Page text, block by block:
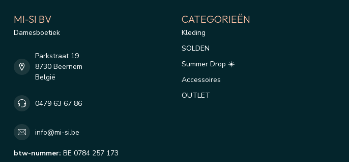
MI-SI BV
Damesboetiek
Parkstraat 19
8730 Beernem
België
0479 63 67 86
info@mi-si.be
btw-nummer: BE 0784 257 173
CATEGORIEËN
Kleding
SOLDEN
Summer Drop ☀️
Accessoires
OUTLET